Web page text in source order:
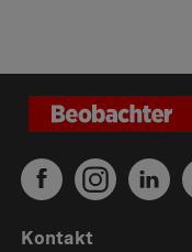
Kontakt